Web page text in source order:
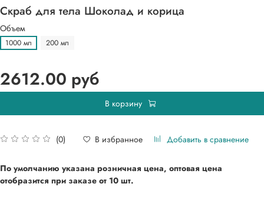
Скраб для тела Шоколад и корица
(0) В избранное Добавить в сравнение
Объем
1000 мл 200 мл
2612.00 руб
В корзину
По умолчанию указана розничная цена, оптовая цена
отобразится при заказе от 10 шт.